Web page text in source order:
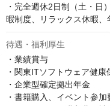
・完全週休2日制（土・日
暇制度、リラックス休暇
待遇・福利厚生
・業績賞与
・関東ITソフトウェア健康
・企業型確定拠出年金
・書籍購入、イベント参加